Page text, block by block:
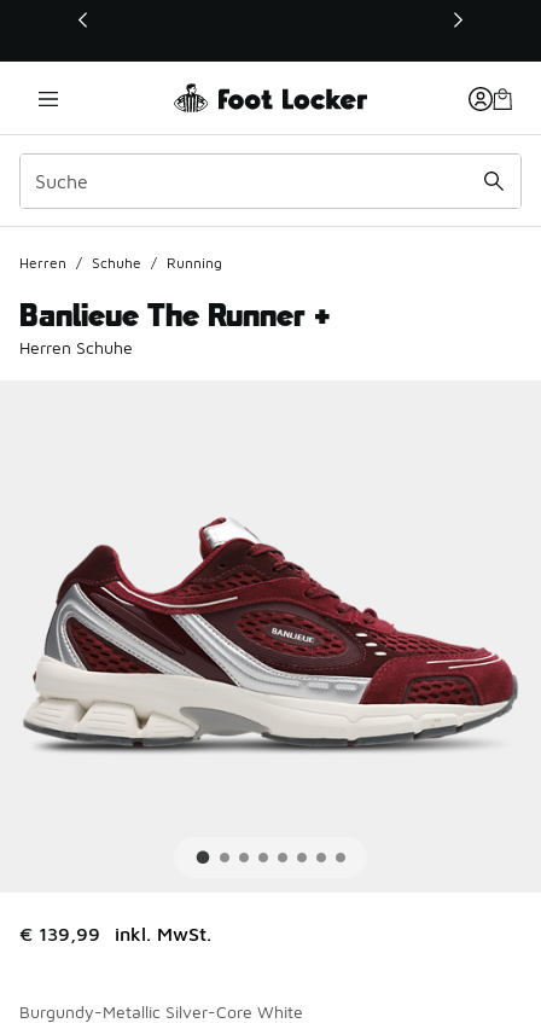
Dieser Link öffnet sich in einem neuen Fenster
Herren / Schuhe / Running
Banlieue The Runner +
Herren Schuhe
€ 139,99 inkl. MwSt.
Burgundy-Metallic Silver-Core White